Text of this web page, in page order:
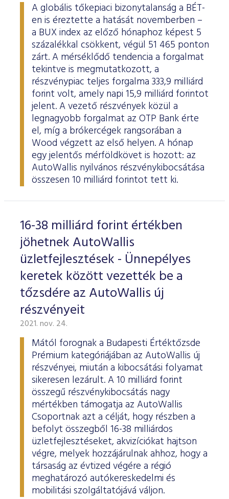
A globális tőkepiaci bizonytalanság a BÉT-
en is éreztette a hatását novemberben –
a BUX index az előző hónaphoz képest 5
százalékkal csökkent, végül 51 465 ponton
zárt. A mérséklődő tendencia a forgalmat
tekintve is megmutatkozott, a
részvénypiac teljes forgalma 333,9 milliárd
forint volt, amely napi 15,9 milliárd forintot
jelent. A vezető részvények közül a
legnagyobb forgalmat az OTP Bank érte
el, míg a brókercégek rangsorában a
Wood végzett az első helyen. A hónap
egy jelentős mérföldkövet is hozott: az
AutoWallis nyilvános részvénykibocsátása
összesen 10 milliárd forintot tett ki.
16-38 milliárd forint értékben
jöhetnek AutoWallis
üzletfejlesztések - Ünnepélyes
keretek között vezették be a
tőzsdére az AutoWallis új
részvényeit
2021. nov. 24.
Mától forognak a Budapesti Értéktőzsde
Prémium kategóriájában az AutoWallis új
részvényei, miután a kibocsátási folyamat
sikeresen lezárult. A 10 milliárd forint
összegű részvénykibocsátás nagy
mértékben támogatja az AutoWallis
Csoportnak azt a célját, hogy részben a
befolyt összegből 16-38 milliárdos
üzletfejlesztéseket, akvizíciókat hajtson
végre, melyek hozzájárulnak ahhoz, hogy a
társaság az évtized végére a régió
meghatározó autókereskedelmi és
mobilitási szolgáltatójává váljon.